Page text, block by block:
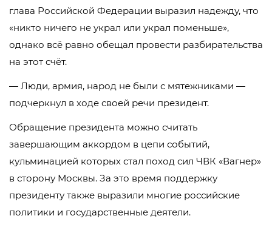
глава Российской Федерации выразил надежду, что
«никто ничего не украл или украл поменьше»,
однако всё равно обещал провести разбирательства
на этот счёт.
— Люди, армия, народ не были с мятежниками —
подчеркнул в ходе своей речи президент.
Обращение президента можно считать
завершающим аккордом в цепи событий,
кульминацией которых стал поход сил ЧВК «Вагнер»
в сторону Москвы. За это время поддержку
президенту также выразили многие российские
политики и государственные деятели.